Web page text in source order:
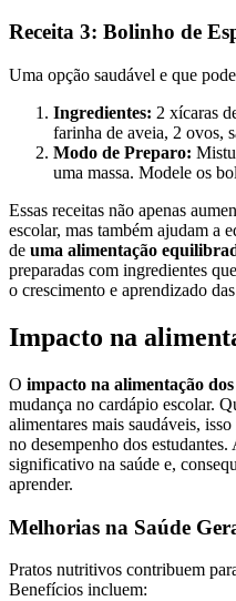
Receita 3: Bolinho de
Uma opção saudável e que
Ingredientes: 2 xícaras
farinha de aveia, 2 ovos,
Modo de Preparo:
uma massa. Modele os
Essas receitas não apenas
escolar, mas também ajudam a
de uma alimentação
preparadas com ingredientes
o crescimento e aprendizado
Impacto na
O impacto na alimentação
mudança no cardápio escolar.
alimentares mais saudáveis,
no desempenho dos
significativo na saúde e,
aprender.
Melhorias na Saúde
Pratos nutritivos contribuem
Benefícios incluem: